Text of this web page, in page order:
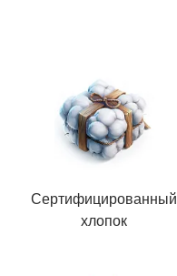
Сертифицированный
хлопок